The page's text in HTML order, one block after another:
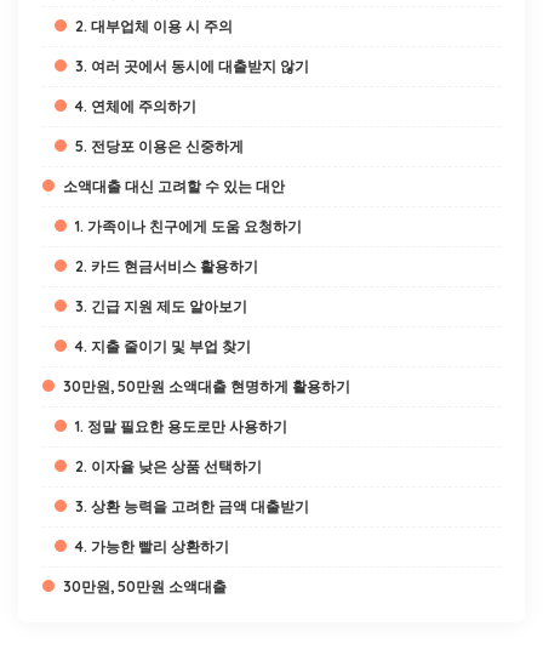
2. 대부업체 이용 시 주의
3. 여러 곳에서 동시에 대출받지 않기
4. 연체에 주의하기
5. 전당포 이용은 신중하게
소액대출 대신 고려할 수 있는 대안
1. 가족이나 친구에게 도움 요청하기
2. 카드 현금서비스 활용하기
3. 긴급 지원 제도 알아보기
4. 지출 줄이기 및 부업 찾기
30만원, 50만원 소액대출 현명하게 활용하기
1. 정말 필요한 용도로만 사용하기
2. 이자율 낮은 상품 선택하기
3. 상환 능력을 고려한 금액 대출받기
4. 가능한 빨리 상환하기
30만원, 50만원 소액대출